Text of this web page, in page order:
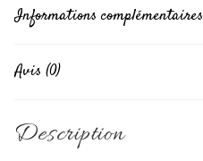
Informations complémentaires
Avis (0)
Description